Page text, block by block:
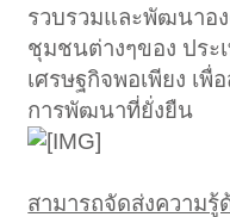
รวบรวมและพัฒนาอ
ชุมชนต่างๆของ ประ
เศรษฐกิจพอเพียง เ
การพัฒนาที่ยั่งยืน
สามารถจัดส่งความ